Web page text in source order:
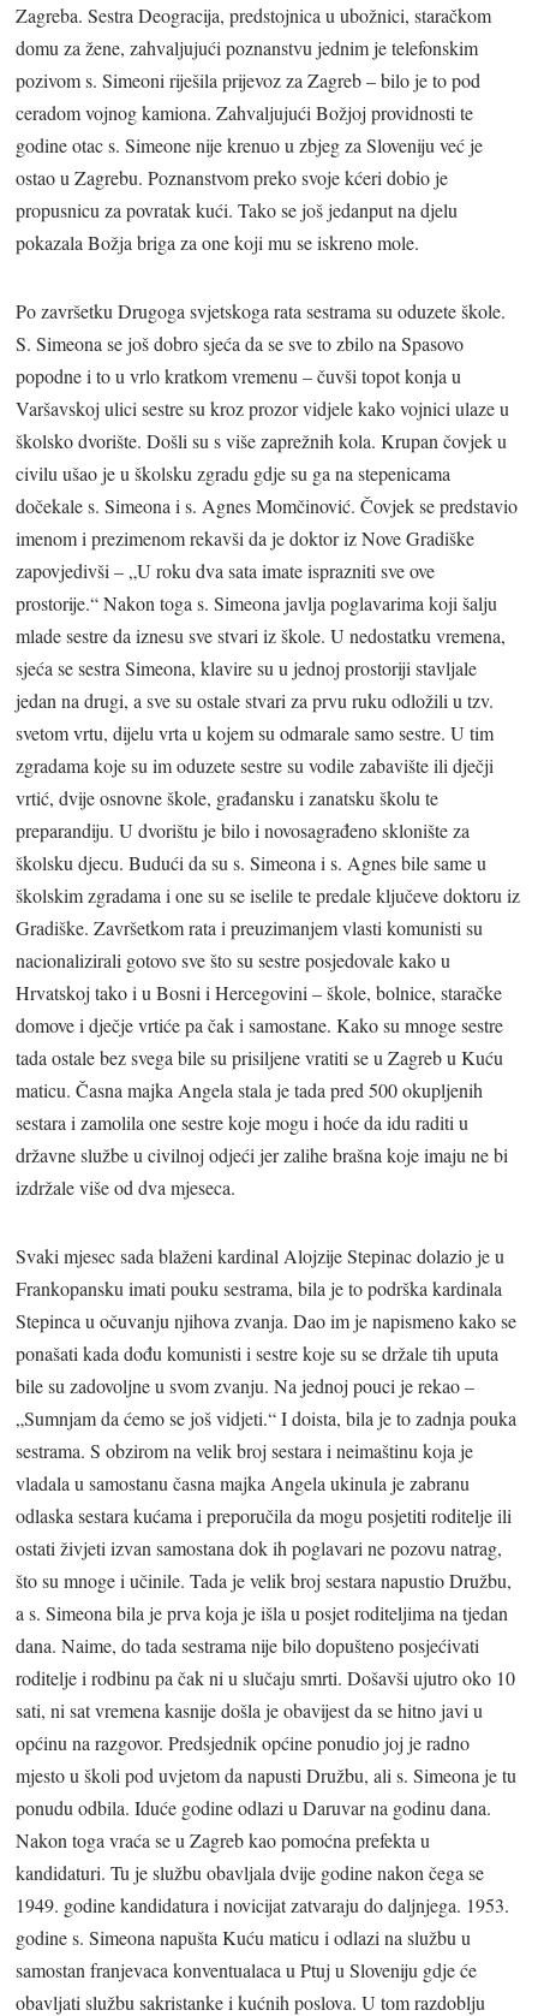
Zagreba. Sestra Deogracija, predstojnica u ubožnici, staračkom
domu za žene, zahvaljujući poznanstvu jednim je telefonskim
pozivom s. Simeoni riješila prijevoz za Zagreb – bilo je to pod
ceradom vojnog kamiona. Zahvaljujući Božjoj providnosti te
godine otac s. Simeone nije krenuo u zbjeg za Sloveniju već je
ostao u Zagrebu. Poznanstvom preko svoje kćeri dobio je
propusnicu za povratak kući. Tako se još jedanput na djelu
pokazala Božja briga za one koji mu se iskreno mole.
Po završetku Drugoga svjetskoga rata sestrama su oduzete škole.
S. Simeona se još dobro sjeća da se sve to zbilo na Spasovo
popodne i to u vrlo kratkom vremenu – čuvši topot konja u
Varšavskoj ulici sestre su kroz prozor vidjele kako vojnici ulaze u
školsko dvorište. Došli su s više zaprežnih kola. Krupan čovjek u
civilu ušao je u školsku zgradu gdje su ga na stepenicama
dočekale s. Simeona i s. Agnes Momčinović. Čovjek se predstavio
imenom i prezimenom rekavši da je doktor iz Nove Gradiške
zapovjedivši – „U roku dva sata imate isprazniti sve ove
prostorije.“ Nakon toga s. Simeona javlja poglavarima koji šalju
mlade sestre da iznesu sve stvari iz škole. U nedostatku vremena,
sjeća se sestra Simeona, klavire su u jednoj prostoriji stavljale
jedan na drugi, a sve su ostale stvari za prvu ruku odložili u tzv.
svetom vrtu, dijelu vrta u kojem su odmarale samo sestre. U tim
zgradama koje su im oduzete sestre su vodile zabavište ili dječji
vrtić, dvije osnovne škole, građansku i zanatsku školu te
preparandiju. U dvorištu je bilo i novosagrađeno sklonište za
školsku djecu. Budući da su s. Simeona i s. Agnes bile same u
školskim zgradama i one su se iselile te predale ključeve doktoru iz
Gradiške. Završetkom rata i preuzimanjem vlasti komunisti su
nacionalizirali gotovo sve što su sestre posjedovale kako u
Hrvatskoj tako i u Bosni i Hercegovini – škole, bolnice, staračke
domove i dječje vrtiće pa čak i samostane. Kako su mnoge sestre
tada ostale bez svega bile su prisiljene vratiti se u Zagreb u Kuću
maticu. Časna majka Angela stala je tada pred 500 okupljenih
sestara i zamolila one sestre koje mogu i hoće da idu raditi u
državne službe u civilnoj odjeći jer zalihe brašna koje imaju ne bi
izdržale više od dva mjeseca.
Svaki mjesec sada blaženi kardinal Alojzije Stepinac dolazio je u
Frankopansku imati pouku sestrama, bila je to podrška kardinala
Stepinca u očuvanju njihova zvanja. Dao im je napismeno kako se
ponašati kada dođu komunisti i sestre koje su se držale tih uputa
bile su zadovoljne u svom zvanju. Na jednoj pouci je rekao –
„Sumnjam da ćemo se još vidjeti.“ I doista, bila je to zadnja pouka
sestrama. S obzirom na velik broj sestara i neimaštinu koja je
vladala u samostanu časna majka Angela ukinula je zabranu
odlaska sestara kućama i preporučila da mogu posjetiti roditelje ili
ostati živjeti izvan samostana dok ih poglavari ne pozovu natrag,
što su mnoge i učinile. Tada je velik broj sestara napustio Družbu,
a s. Simeona bila je prva koja je išla u posjet roditeljima na tjedan
dana. Naime, do tada sestrama nije bilo dopušteno posjećivati
roditelje i rodbinu pa čak ni u slučaju smrti. Došavši ujutro oko 10
sati, ni sat vremena kasnije došla je obavijest da se hitno javi u
općinu na razgovor. Predsjednik općine ponudio joj je radno
mjesto u školi pod uvjetom da napusti Družbu, ali s. Simeona je tu
ponudu odbila. Iduće godine odlazi u Daruvar na godinu dana.
Nakon toga vraća se u Zagreb kao pomoćna prefekta u
kandidaturi. Tu je službu obavljala dvije godine nakon čega se
1949. godine kandidatura i novicijat zatvaraju do daljnjega. 1953.
godine s. Simeona napušta Kuću maticu i odlazi na službu u
samostan franjevaca konventualaca u Ptuj u Sloveniju gdje će
obavljati službu sakristanke i kućnih poslova. U tom razdoblju